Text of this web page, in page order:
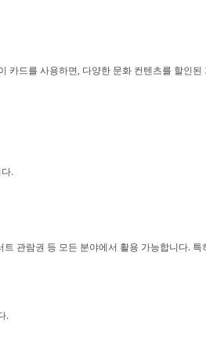
드를 사용하면, 다양한 문화 컨텐츠를 할인
.
관람권 등 모든 분야에서 활용 가능합니다.
.